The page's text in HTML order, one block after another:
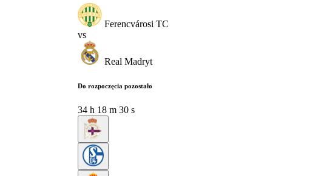
Ferencvárosi TC
vs
Real Madryt
Do rozpoczęcia pozostało
34 h 18 m 29 s